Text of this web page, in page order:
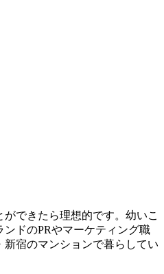
できたら理想的です。幼いこ
ドのPRやマーケティング職
宿のマンションで暮らしてい